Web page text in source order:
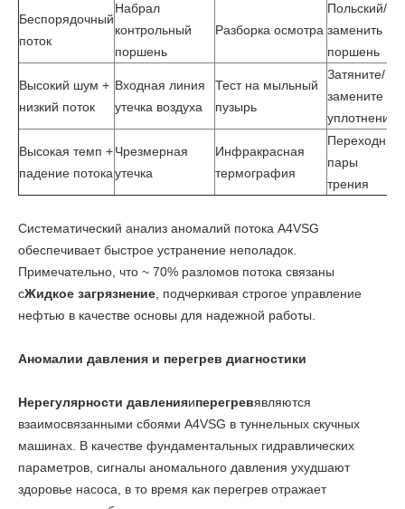
Беспорядочный
поток
Набрал
контрольный
поршень
Разборка осмотра
Польский/
заменить
поршень
Высокий шум +
низкий поток
Входная линия
утечка воздуха
Тест на мыльный
пузырь
Затяните/
замените
уплотнения
Высокая темп +
падение потока
Чрезмерная
утечка
Инфракрасная
термография
Переходные
пары
трения
Систематический анализ аномалий потока A4VSG
обеспечивает быстрое устранение неполадок.
Примечательно, что ~ 70% разломов потока связаны
сЖидкое загрязнение , подчеркивая строгое управление
нефтью в качестве основы для надежной работы.
Аномалии давления и перегрев диагностики
Нерегулярности давленияиперегревявляются
взаимосвязанными сбоями A4VSG в туннельных скучных
машинах. В качестве фундаментальных гидравлических
параметров, сигналы аномального давления ухудшают
здоровье насоса, в то время как перегрев отражает